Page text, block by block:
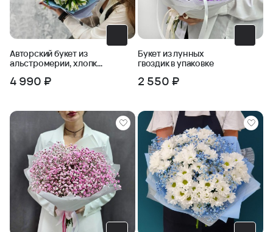
Авторский букет из
альстромерии, хлопка
4 990 ₽
Букет из лунных
гвоздик в упаковке
2 550 ₽